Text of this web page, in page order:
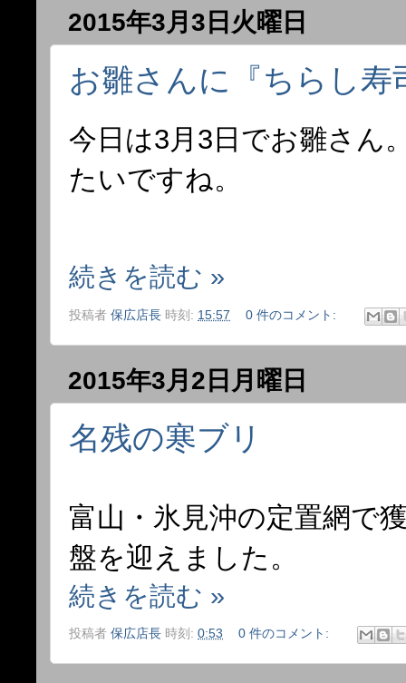
2015年3月3日火曜日
お雛さんに『ちらし寿
今日は3月3日でお雛さん
たいですね。
続きを読む »
投稿者 保広店長 時刻: 15:57 0 件のコメント:
2015年3月2日月曜日
名残の寒ブリ
富山・氷見沖の定置網で
盤を迎えました。
続きを読む »
投稿者 保広店長 時刻: 0:53 0 件のコメント: